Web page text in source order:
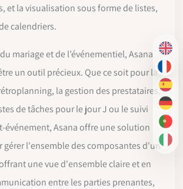
EN
FR
ES
DE
PT-
IT
et la visualisation sous forme de listes,
calendriers.
mariage et de l’événementiel, Asana
un outil précieux. Que ce soit pour la
la gestion des prestataires,
de tâches pour le jour J ou le suivi
événement, Asana offre une solution
gérer l'ensemble des composantes d'un
une vue d'ensemble claire et en
entre les parties prenantes,